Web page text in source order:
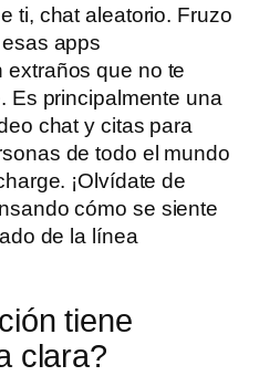
ti, chat aleatorio. Fruzo
apps
que no te
Es principalmente una
chat y citas para
de todo el mundo
¡Olvídate de
cómo se siente
de la línea
tiene
clara?